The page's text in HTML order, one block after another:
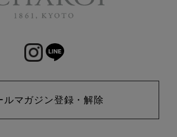
ルマガジン登録・解除